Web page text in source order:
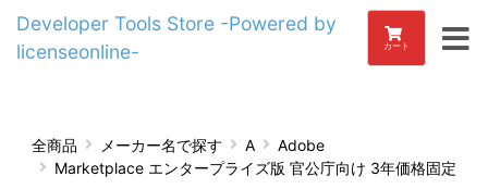
Developer Tools Store -Powered by
licenseonline-
カート
全商品 メーカー名で探す A
Adobe
Marketplace エンタープライズ版 官公庁向け 3年価格固定